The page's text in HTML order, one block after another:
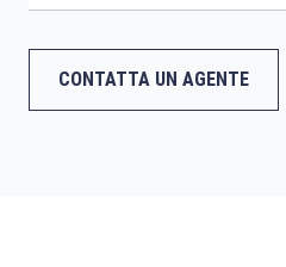
CONTATTA UN AGENTE